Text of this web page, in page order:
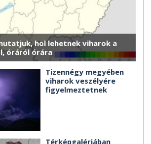
hol lehetnek viharok a
óráról órára
Tizennégy megyében
viharok veszélyére
figyelmeztetnek
Térképgalériában